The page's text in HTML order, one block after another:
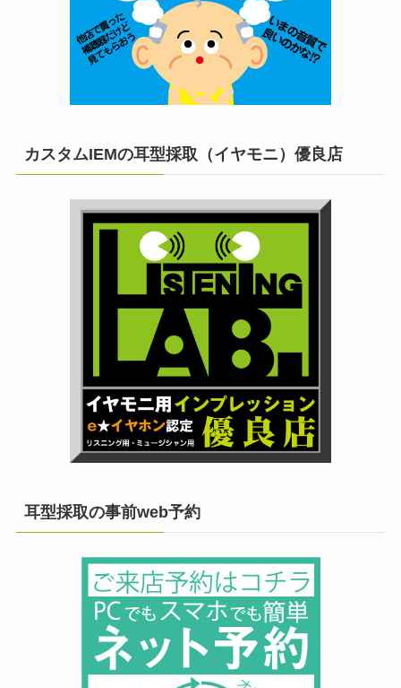
カスタムIEMの耳型採取（イヤモニ）優良店
耳型採取の事前web予約